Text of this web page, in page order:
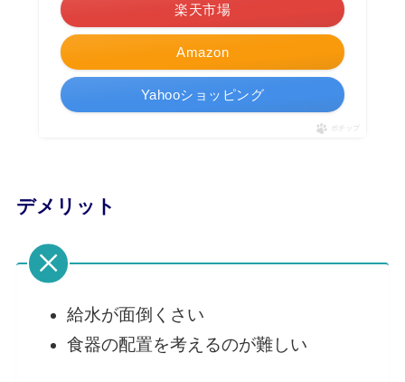
Amazon
楽天市場
Yahooショッピング
ポチップ
デメリット
給水が面倒くさい
食器の配置を考えるのが難しい